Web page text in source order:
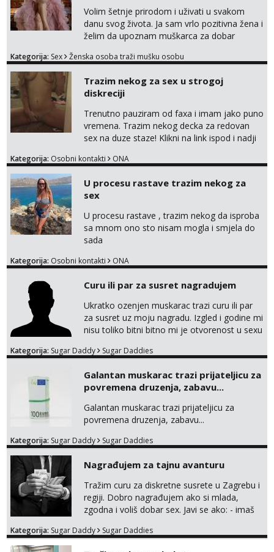
Tel: 064/677-677
- Kod: #135
tel:0,93€ - mob:1,12€ min
Lili
Razgovaram :)
tel:0,93€ - mob:1,12€ min
Obavijesti me kada se oslobodi
Ivančica
Čekam tvoj poziv!
tel:0,93€ - mob:1,12€ min
Anita
Čekam tvoj poziv!
tel:0,93€ - mob:1,12€ min
Anđela
tel:0,93€ - mob:1,12€ min
Mira
Čekam tvoj poziv!
tel:0,93€ - mob:1,12€ min
Volim šetnje prirodom i uživati u svakom
danu svog života. Ja sam vrlo pozitivna žena i
želim da upoznam muškarca za dobar
na link ispod i nadji me tamo, cekam te!
Kategorija: Sex Ženska osoba traži mušku osobu
Trazim nekog za sex u strogoj
diskreciji
Trenutno pauziram od faxa i imam jako puno
vremena. Trazim nekog decka za redovan
sex na duze staze! Klikni na link ispod i nadji
Kategorija: Osobni kontakti ONA
U procesu rastave trazim nekog za
sex
U procesu rastave , trazim nekog da isproba
sa mnom ono sto nisam mogla i smjela do
sada
Kategorija: Osobni kontakti ONA
Curu ili par za susret nagradujem
Ukratko ozenjen muskarac trazi curu ili par
za susret uz moju nagradu. Izgled i godine mi
nisu toliko bitni bitno mi je otvorenost u sexu
jave na mail . Molim ako je moguce prvi mail
necete pozalit
Kategorija: Sugar Daddy Sugar Daddies
Galantan muskarac trazi prijateljicu za
povremena druzenja, zabavu...
Galantan muskarac trazi prijateljicu za
povremena druzenja, zabavu...
Kategorija: Sugar Daddy Sugar Daddies
Nagrađujem za tajnu avanturu
Tražim curu za diskretne susrete u Zagrebu i
regiji. Dobro nagrađujem ako si mlada,
zgodna i voliš dobar sex. Javi se ako: - imaš
kosu - se dobro ljubiš - si fleksibilna s
Kategorija: Sugar Daddy Sugar Daddies